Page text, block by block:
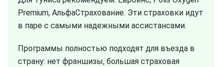
Premium, АльфаСтрахование. Эти страховки идут
в паре с самыми надежными ассистансами.
Программы полностью подходят для въезда в
страну: нет франшизы, большая страховая